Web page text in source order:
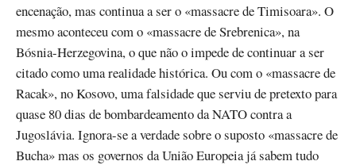
encenação, mas continua a ser o «massacre de Timisoara». O
mesmo aconteceu com o «massacre de Srebrenica», na
Bósnia-Herzegovina, o que não o impede de continuar a ser
citado como uma realidade histórica. Ou com o «massacre de
Racak», no Kosovo, uma falsidade que serviu de pretexto para
quase 80 dias de bombardeamento da NATO contra a
Jugoslávia. Ignora-se a verdade sobre o suposto «massacre de
Bucha» mas os governos da União Europeia já sabem tudo